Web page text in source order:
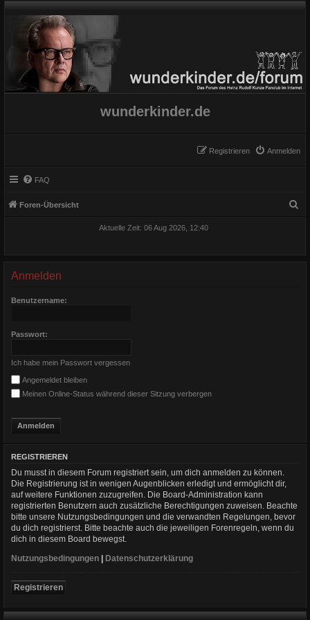
wunderkinder.de
Anmelden
Registrieren
FAQ
Foren-Übersicht
Aktuelle Zeit: 06 Aug 2026, 12:40
Anmelden
Benutzername:
Passwort:
Ich habe mein Passwort vergessen
Angemeldet bleiben
Meinen Online-Status während dieser Sitzung verbergen
REGISTRIEREN
Du musst in diesem Forum registriert sein, um dich anmelden zu können.
Die Registrierung ist in wenigen Augenblicken erledigt und ermöglicht dir,
auf weitere Funktionen zuzugreifen. Die Board-Administration kann
registrierten Benutzern auch zusätzliche Berechtigungen zuweisen. Beachte
bitte unsere Nutzungsbedingungen und die verwandten Regelungen, bevor
du dich registrierst. Bitte beachte auch die jeweiligen Forenregeln, wenn du
dich in diesem Board bewegst.
Nutzungsbedingungen
Datenschutzerklärung
Registrieren